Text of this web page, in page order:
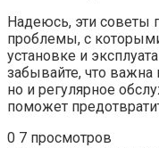
Надеюсь, эти советы
проблемы, с
установке и
забывайте, что важна
но и регулярное
поможет
0 7 просмотров